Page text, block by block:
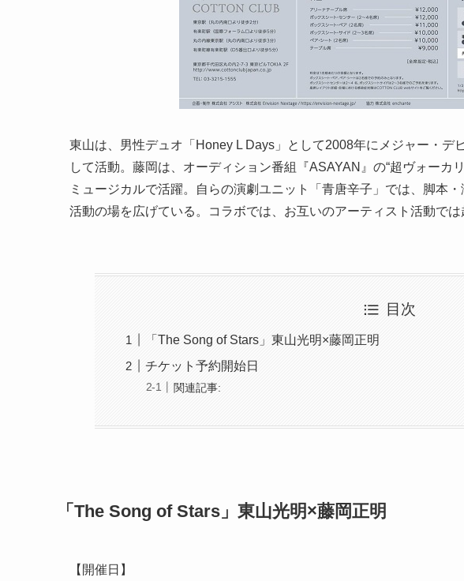
東山は、男性デュオ「Honey L Days」として2008年にメジャー・デ
して活動。藤岡は、オーディション番組『ASAYAN』の“超ヴォーカ
ミュージカルで活躍。自らの演劇ユニット「青唐辛子」では、脚本
活動の場を広げている。コラボでは、お互いのアーティスト活動で
目次
「The Song of Stars」東山光明×藤岡正明
チケット予約開始日
関連記事:
「The Song of Stars」東山光明×藤岡正明
【開催日】